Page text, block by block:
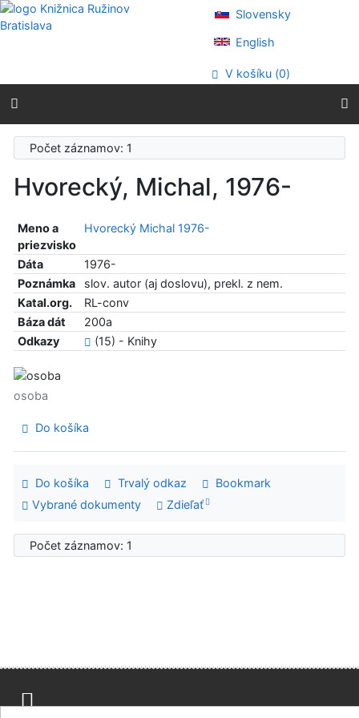
Prejsť na obsah
Prejsť na menu
Prehlásenie o webovej prístupnosti
Slovensky
English
V košíku (0)
Počet záznamov: 1
Hvorecký, Michal, 1976-
Meno a
priezvisko
Hvorecký Michal 1976-
Dáta
1976-
Poznámka
slov. autor (aj doslovu), prekl. z nem.
Katal.org.
RL-conv
Báza dát
200a
Odkazy
(15) - Knihy
osoba
Do košíka
Do košíka Trvalý odkaz
Bookmark
Vybrané dokumenty
Zdieľať
Počet záznamov: 1